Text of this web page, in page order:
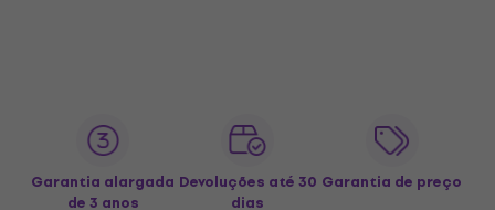
Garantia alargada
de 3 anos
Devoluções até 30
dias
Garantia de preço